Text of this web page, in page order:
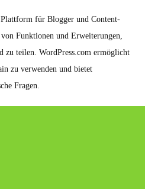
für Blogger und Content-
Funktionen und Erweiterungen,
zu teilen. WordPress.com ermöglicht
zu verwenden und bietet
Fragen.